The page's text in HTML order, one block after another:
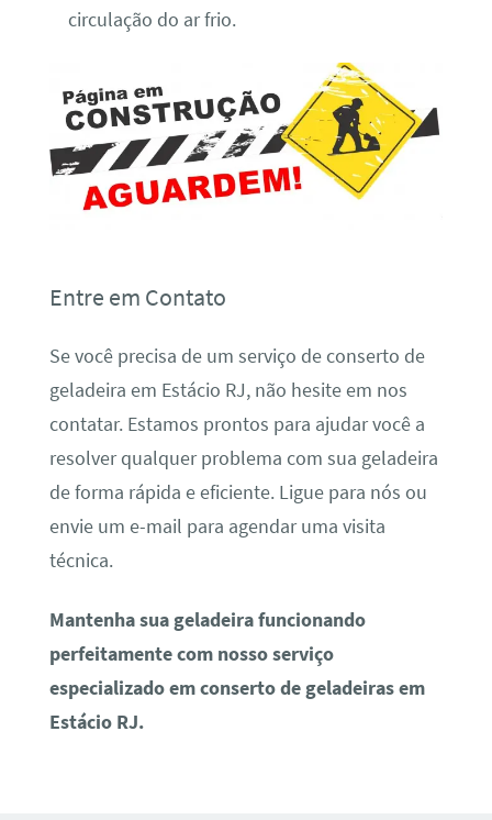
circulação do ar frio.
Entre em Contato
Se você precisa de um serviço de conserto de
geladeira em Estácio RJ, não hesite em nos
contatar. Estamos prontos para ajudar você a
resolver qualquer problema com sua geladeira
de forma rápida e eficiente. Ligue para nós ou
envie um e-mail para agendar uma visita
técnica.
Mantenha sua geladeira funcionando
perfeitamente com nosso serviço
especializado em conserto de geladeiras em
Estácio RJ.